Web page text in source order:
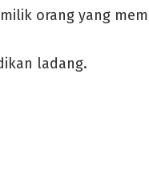
orang yang
ladang.